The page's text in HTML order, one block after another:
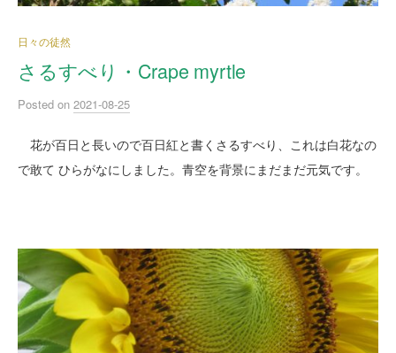
日々の徒然
さるすべり・Crape myrtle
Posted on 2021-08-25
花が百日と長いので百日紅と書くさるすべり、これは白花なの
で敢て ひらがなにしました。青空を背景にまだまだ元気です。